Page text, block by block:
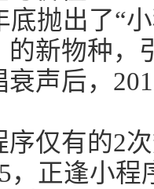
底抛出了“
的新物种，
声后，
仅有的2
，正逢小